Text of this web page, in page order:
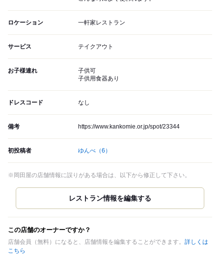
ロケーション 一軒家レストラン
サービス テイクアウト
お子様連れ
子供可
子供用食器あり
ドレスコード なし
備考 https://www.kankomie.or.jp/spot/23344
初投稿者 ゆんべ （6）
※岡田屋の店舗情報に誤りがある場合は、以下から修正して下さい。
この店舗のオーナーですか？
店舗会員（無料）になると、店舗情報を編集することができます。 詳しくは
こちら